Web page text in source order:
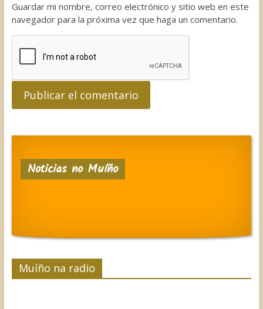
Guardar mi nombre, correo electrónico y sitio web en este
navegador para la próxima vez que haga un comentario.
Noticias no Muíño
Muíño na radio